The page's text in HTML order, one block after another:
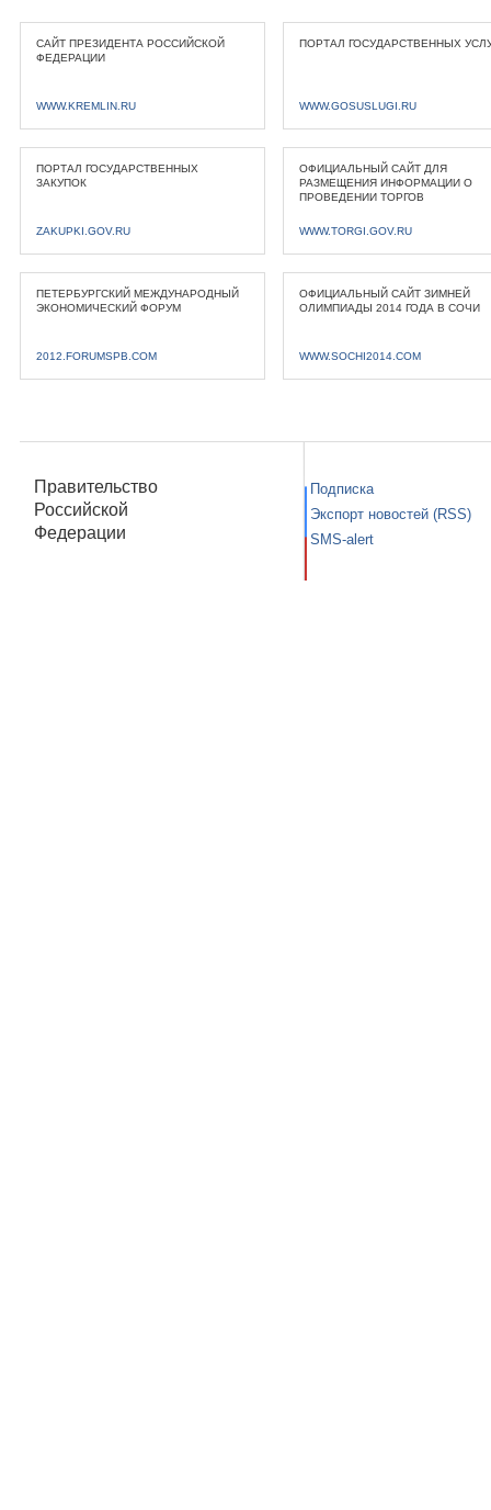
САЙТ ПРЕЗИДЕНТА РОССИЙСКОЙ
ФЕДЕРАЦИИ
WWW.KREMLIN.RU
ПОРТАЛ ГОСУДАРСТВЕННЫХ
WWW.GOSUSLUGI.RU
ПОРТАЛ ГОСУДАРСТВЕННЫХ
ЗАКУПОК
ZAKUPKI.GOV.RU
ОФИЦИАЛЬНЫЙ САЙТ ДЛЯ
РАЗМЕЩЕНИЯ ИНФОРМАЦИИ О
ПРОВЕДЕНИИ ТОРГОВ
WWW.TORGI.GOV.RU
ПЕТЕРБУРГСКИЙ МЕЖДУНАРОДНЫЙ
ЭКОНОМИЧЕСКИЙ ФОРУМ
2012.FORUMSPB.COM
ОФИЦИАЛЬНЫЙ САЙТ ЗИМНЕЙ
ОЛИМПИАДЫ 2014 ГОДА В СОЧИ
WWW.SOCHI2014.COM
Правительство
Российской
Федерации
Подписка
Экспорт новостей (RSS)
SMS-alert